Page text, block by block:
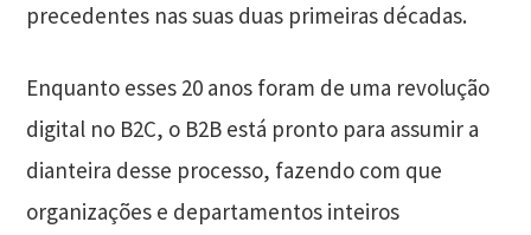
precedentes nas suas duas primeiras décadas.
Enquanto esses 20 anos foram de uma revolução
digital no B2C, o B2B está pronto para assumir a
dianteira desse processo, fazendo com que
organizações e departamentos inteiros